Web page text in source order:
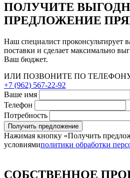
ПОЛУЧИТЕ
ПРЕДЛОЖЕНИЕ
Наш специалист проконсультирует
поставки и сделает максимально
Ваш бюджет.
ИЛИ ПОЗВОНИТЕ ПО
+7 (962) 567-22-92
Ваше имя
Телефон
Потребность
Получить предложение
Нажимая кнопку «Получить
условиямиполитики обработки
СОБСТВЕННОЕ